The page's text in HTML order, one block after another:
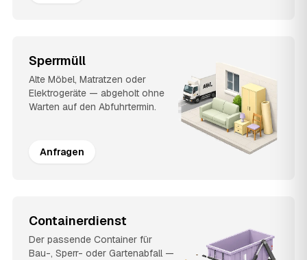
Sperrmüll
Alte Möbel, Matratzen oder
Elektrogeräte — abgeholt ohne
Warten auf den Abfuhrtermin.
Anfragen
Containerdienst
Der passende Container für
Bau-, Sperr- oder Gartenabfall —